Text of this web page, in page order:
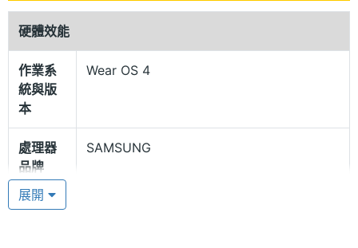
MIL-STD-810H 軍規認證
SAMSUNG Galaxy Watch 6 44mm 擁有 5ATM、
IP68 防水防塵等級，並經過 MIL-STD-810H 軍規認
證，適合在多種環境下使用；搭配全新推出「一鍵
式」錶帶設計及空氣感織布錶帶，提升配戴舒適度，
也能輕鬆替換錶帶風格；內建 425mAh 電池，能提供
40 小時的續航時間，具有 WPC 無線充電，且支援快
硬體效能
作業系
統與版
本
Wear OS 4
處理器
品牌
SAMSUNG
處理器
展開